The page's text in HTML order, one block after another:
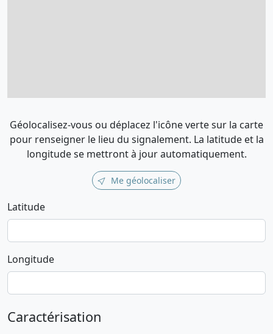
Géolocalisez-vous ou déplacez l'icône verte sur la carte
pour renseigner le lieu du signalement. La latitude et la
longitude se mettront à jour automatiquement.
Me géolocaliser
Latitude
Longitude
Caractérisation